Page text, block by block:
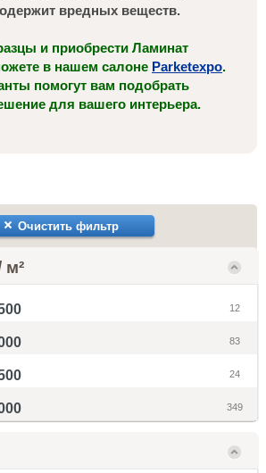
вредных веществ.
и приобрести Ламинат
в нашем салоне Parketexpo.
помогут вам подобрать
для вашего интерьера.
Очистить фильтр
м²
12
83
24
349